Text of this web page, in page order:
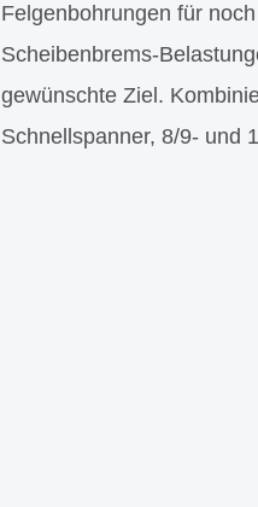
Felgenbohrungen für
Scheibenbrems-
gewünschte Ziel.
Schnellspanner, 8/9- und